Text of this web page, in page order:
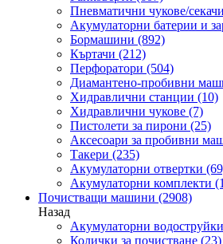
Пневматични чукове/секачи
Акумулаторни батерии и
Бормашини (892)
Къртачи (212)
Перфоратори (504)
Диамантено-пробивни
Хидравлични станции (10)
Хидравлични чукове (7)
Пистолети за пирони (25)
Аксесоари за пробивни
Такери (235)
Акумулаторни отвертки
Акумулаторни комплекти
Почистващи машини (2908)
Назад
Акумулаторни водоструйки
Колички за почистване (23)